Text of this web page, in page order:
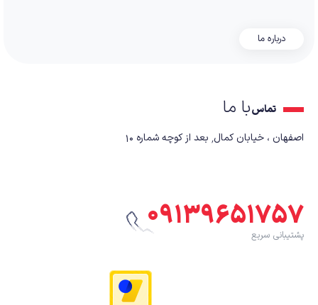
درباره ما
تماسبا ما
اصفهان ، خیابان کمال٬ بعد از کوچه شماره ۱۰
۰۹۱۳۹۶۵۱۷۵۷
پشتیبانی سریع